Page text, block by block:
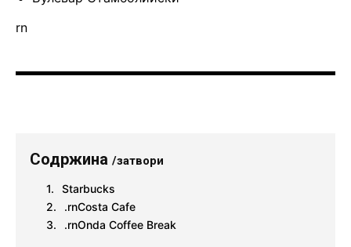
rn
Содржина /затвори
Starbucks
.rnCosta Cafe
.rnOnda Coffee Brеаk